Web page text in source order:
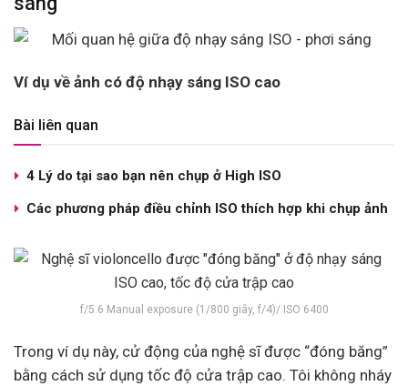
Ví dụ về ảnh có độ nhạy sáng ISO cao
Bài liên quan
4 Lý do tại sao bạn nên chụp ở High ISO
Các phương pháp điều chỉnh ISO thích hợp khi chụp ảnh
f/5.6 Manual exposure (1/800 giây, f/4)/ ISO 6400
Trong ví dụ này, cử động của nghệ sĩ được “đóng băng”
bằng cách sử dụng tốc độ cửa trập cao. Tôi không nháy